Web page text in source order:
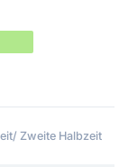
Zweite Halbzeit